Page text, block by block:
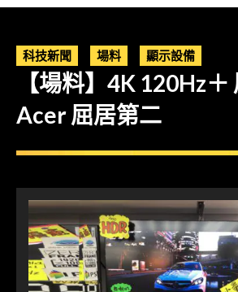
科技新聞 場料 顯示設備
【場料】4K 120Hz＋
Acer 屈居第二